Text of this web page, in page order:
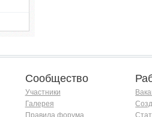
Сообщество
Участники
Галерея
Правила форума